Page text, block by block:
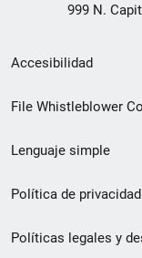
999 N.
Menú
de
de
pie
de
Accesibilidad
File Whistleblower
Lenguaje simple
Política de privacidad
Políticas legales y